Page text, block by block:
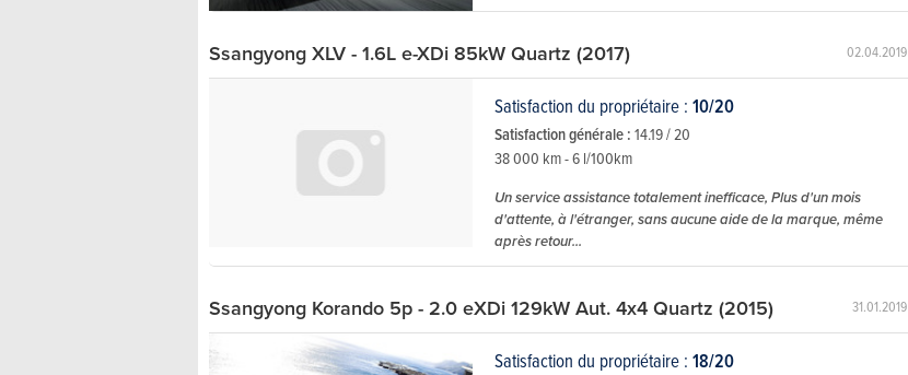
02.04.2019
Ssangyong XLV - 1.6L e-XDi 85kW Quartz (2017)
Satisfaction du propriétaire : 10/20
Satisfaction générale :14.19 / 20
38 000 km - 6 l/100km
Un service assistance totalement inefficace, Plus d'un mois
d'attente, à l'étranger, sans aucune aide de la marque, même
après retour...
31.01.2019
Ssangyong Korando 5p - 2.0 eXDi 129kW Aut. 4x4 Quartz (2015)
Satisfaction du propriétaire : 18/20